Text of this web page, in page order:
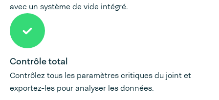
avec un système de vide intégré.
Contrôle total
Contrôlez tous les paramètres critiques du joint et
exportez-les pour analyser les données.